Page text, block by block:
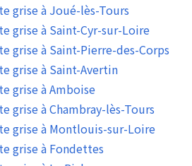
grise à Joué-lès-Tours
grise à Saint-Cyr-sur-Loire
grise à Saint-Pierre-des-Corps
grise à Saint-Avertin
grise à Amboise
grise à Chambray-lès-Tours
grise à Montlouis-sur-Loire
grise à Fondettes